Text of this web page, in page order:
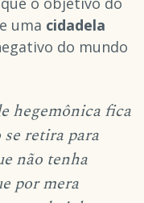
uma cidadela
do mundo
hegemônica fica
retira para
não tenha
por mera